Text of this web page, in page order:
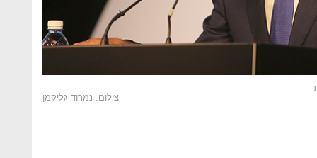
צילום: נמרוד גליקמן